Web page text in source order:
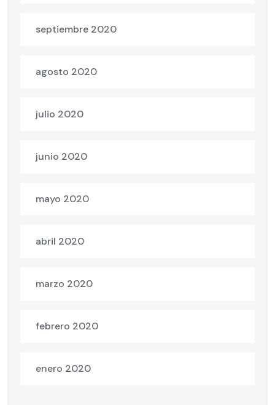
septiembre 2020
agosto 2020
julio 2020
junio 2020
mayo 2020
abril 2020
marzo 2020
febrero 2020
enero 2020